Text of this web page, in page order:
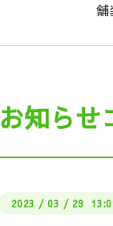
舗
お知らせ
2023 /03 / 29